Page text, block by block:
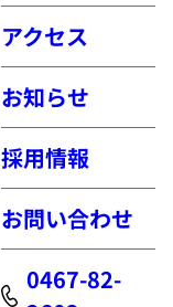
アクセス
お知らせ
採用情報
お問い合わせ
0467-82-